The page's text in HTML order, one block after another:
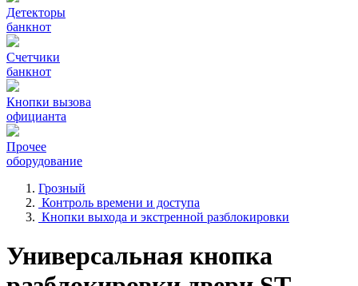
Детекторы
банкнот
Счетчики
банкнот
Кнопки вызова
официанта
Прочее
оборудование
Грозный
Контроль времени и доступа
Кнопки выхода и экстренной разблокировки
Универсальная кнопка